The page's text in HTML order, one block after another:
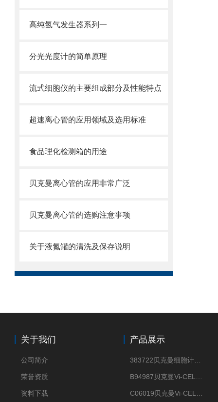
高纯氢气发生器系列一
分光光度计的简单原理
流式细胞仪的主要组成部分及性能特点
超速离心管的应用领域及选用标准
食品理化检测箱的用途
贝克曼离心管的应用非常广泛
贝克曼离心管的选购注意事项
关于液氮罐的清洗及保存说明
关于我们
公司简介
荣誉资质
资料下载
产品展示